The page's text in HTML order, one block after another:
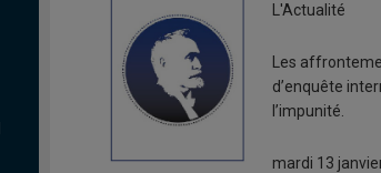
L'Actualité
Les
d’enquête
l’impunité.
mardi 13